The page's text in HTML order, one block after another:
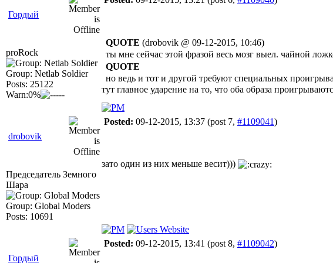
Гордый
proRock
Group: Netlab Soldier
Posts: 25122
Warn:0%
QUOTE (drobovik @ 09-12-2015, 10:46)
ты мне сейчас этой фразой весь мозг выел. чайной
QUOTE
но ведь и тот и другой требуют специальных
тут главное ударение на то, что оба образа
drobovik
Posted: 09-12-2015, 13:37 (post 7, #1109041)
Председатель Земного
Шара
Group: Global Moders
Posts: 10691
зато один из них меньше весит)))
Гордый
Posted: 09-12-2015, 13:41 (post 8, #1109042)